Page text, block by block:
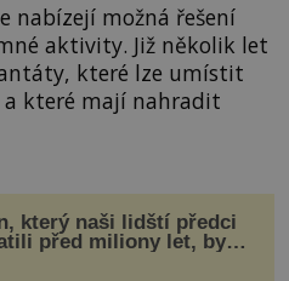
nabízejí možná řešení
aktivity. Již několik let
které lze umístit
které mají nahradit
který naši lidští předci
před miliony let, by
pomoci s léčbou